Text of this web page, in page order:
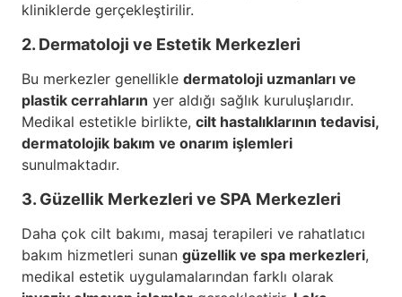
kliniklerde gerçekleştirilir.
2. Dermatoloji ve Estetik Merkezleri
Bu merkezler genellikle dermatoloji uzmanları ve
plastik cerrahların yer aldığı sağlık kuruluşlarıdır.
Medikal estetikle birlikte, cilt hastalıklarının tedavisi,
dermatolojik bakım ve onarım işlemleri
sunulmaktadır.
3. Güzellik Merkezleri ve SPA Merkezleri
Daha çok cilt bakımı, masaj terapileri ve rahatlatıcı
bakım hizmetleri sunan güzellik ve spa merkezleri,
medikal estetik uygulamalarından farklı olarak